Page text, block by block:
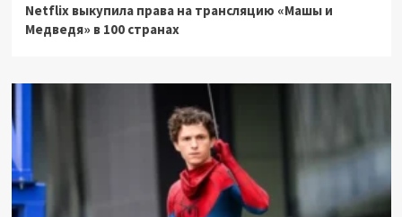
Netflix выкупила права на трансляцию «Машы и
Медведя» в 100 странах